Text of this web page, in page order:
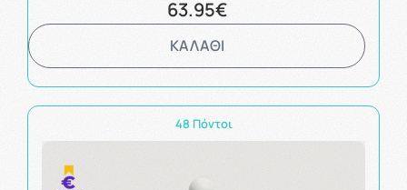
63.95€
ΚΑΛΑΘΙ
48 Πόντοι